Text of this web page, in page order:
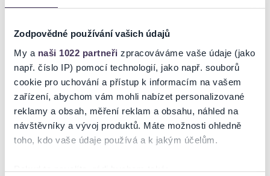
Zodpovědné používání vašich údajů
My a naši 1022 partneři zpracováváme vaše údaje (jako
např. číslo IP) pomocí technologií, jako např. souborů
cookie pro uchování a přístup k informacím na vašem
zařízení, abychom vám mohli nabízet personalizované
reklamy a obsah, měření reklam a obsahu, náhled na
návštěvníky a vývoj produktů. Máte možnosti ohledně
toho, kdo vaše údaje používá a k jakým účelům.
Pokud to povolíte, rádi bychom také:
Go-Joova hudba je vyvrcholením jeho uznání pro uměleckou formu
nezapomenutelného písničkářství a schopnosti sdílet emoce
prostřednictvím písní. Jeho hudba je směsicí popu s vlivy indie a
folku, které jsou podloženy DIY přístupem a neustálou zvědavostí
rozvíjet svůj zvuk. Go-Jo se inspiruje velkými písničkáři, ale snaží se
tento kytarový styl psaní písní zakomponovat do moderní popové
produkce, kterou do značné míry ovlivnili Max Martin, Shellback,
Illangelo a další mistři produkce.
Číst více
Ticketportal je zárukou pravosti vstupenek
Na stránkách společnosti Ticketportal si vždy zakoupíte